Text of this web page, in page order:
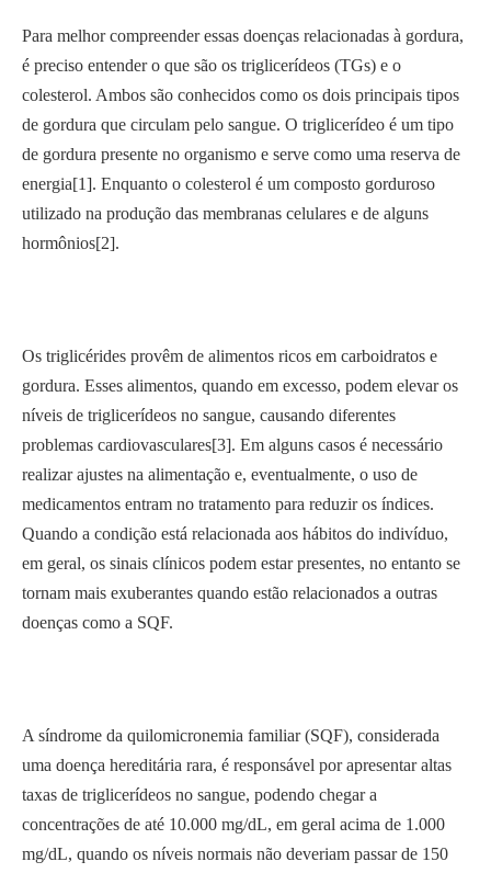
Para melhor compreender essas doenças relacionadas à gordura,
é preciso entender o que são os triglicerídeos (TGs) e o
colesterol. Ambos são conhecidos como os dois principais tipos
de gordura que circulam pelo sangue. O triglicerídeo é um tipo
de gordura presente no organismo e serve como uma reserva de
energia[1]. Enquanto o colesterol é um composto gorduroso
utilizado na produção das membranas celulares e de alguns
hormônios[2].
Os triglicérides provêm de alimentos ricos em carboidratos e
gordura. Esses alimentos, quando em excesso, podem elevar os
níveis de triglicerídeos no sangue, causando diferentes
problemas cardiovasculares[3]. Em alguns casos é necessário
realizar ajustes na alimentação e, eventualmente, o uso de
medicamentos entram no tratamento para reduzir os índices.
Quando a condição está relacionada aos hábitos do indivíduo,
em geral, os sinais clínicos podem estar presentes, no entanto se
tornam mais exuberantes quando estão relacionados a outras
doenças como a SQF.
A síndrome da quilomicronemia familiar (SQF), considerada
uma doença hereditária rara, é responsável por apresentar altas
taxas de triglicerídeos no sangue, podendo chegar a
concentrações de até 10.000 mg/dL, em geral acima de 1.000
mg/dL, quando os níveis normais não deveriam passar de 150